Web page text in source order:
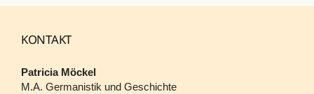
KONTAKT
Patricia Möckel
M.A. Germanistik und Geschichte